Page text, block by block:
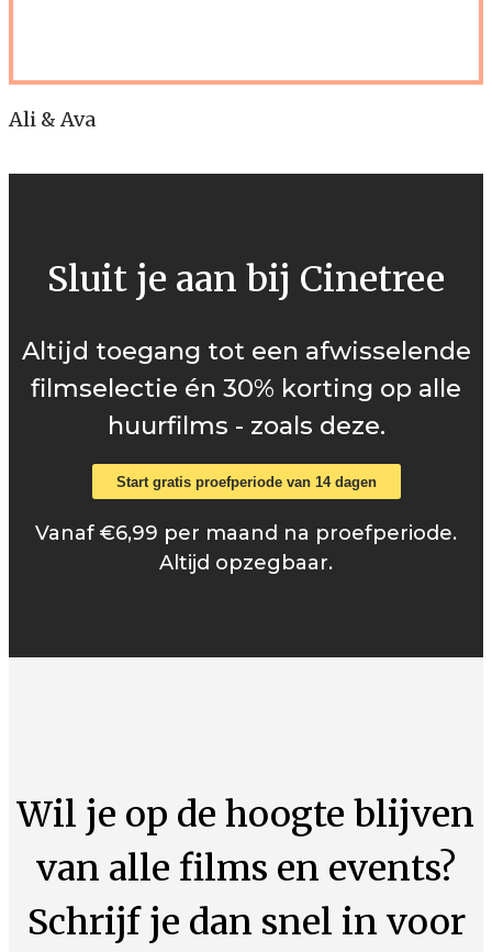
Ali & Ava
Sluit je aan bij Cinetree
Altijd toegang tot een afwisselende
filmselectie én 30% korting op alle
huurfilms - zoals deze.
Start gratis proefperiode van 14 dagen
Vanaf €6,99 per maand na proefperiode.
Altijd opzegbaar.
Wil je op de hoogte blijven
van alle films en events?
Schrijf je dan snel in voor